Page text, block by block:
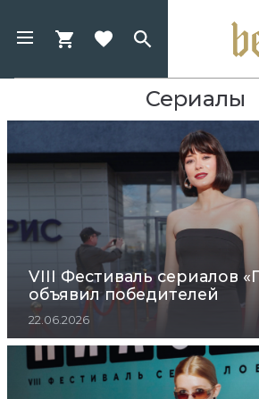
Сериалы
VIII Фестиваль сериалов
объявил победителей
22.06.2026